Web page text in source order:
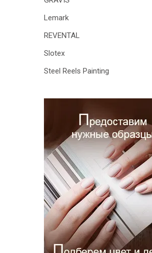
Lemark
REVENTAL
Slotex
Steel Reels Painting